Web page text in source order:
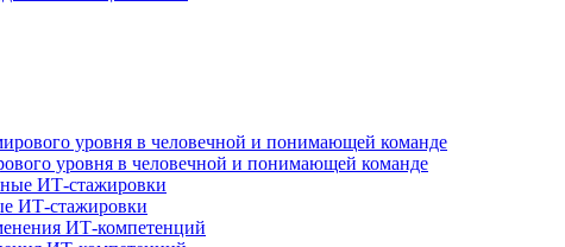
уровня в человечной и понимающей команде
ИТ‑стажировки